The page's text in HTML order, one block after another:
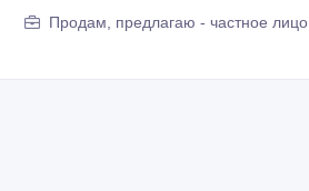
Продам, предлагаю - частное лицо